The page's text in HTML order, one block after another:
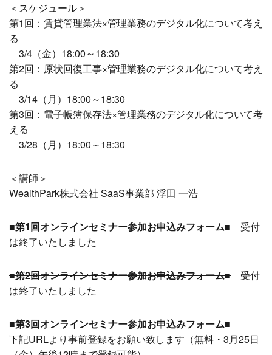
＜スケジュール＞
第1回：賃貸管理業法×管理業務のデジタル化について考え
る
3/4（金）18:00～18:30
第2回：原状回復工事×管理業務のデジタル化について考え
る
3/14（月）18:00～18:30
第3回：電子帳簿保存法×管理業務のデジタル化について考
える
3/28（月）18:00～18:30
＜講師＞
WealthPark株式会社 SaaS事業部 浮田 一浩
■第1回オンラインセミナー参加お申込みフォーム■ 受付
は終了いたしました
■第2回オンラインセミナー参加お申込みフォーム■ 受付
は終了いたしました
■第3回オンラインセミナー参加お申込みフォーム■
下記URLより事前登録をお願い致します（無料・3月25日